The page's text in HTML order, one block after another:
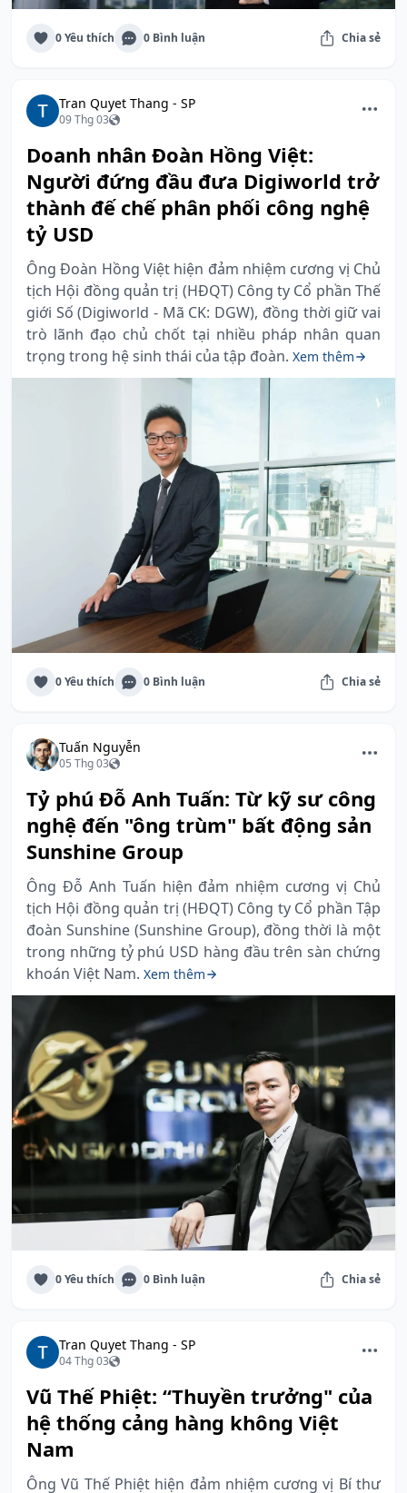
0 Yêu thích 0 Bình luận Chia sẻ
Tran Quyet Thang - SP
09 Thg 03
Doanh nhân Đoàn Hồng Việt:
Người đứng đầu đưa Digiworld trở
thành đế chế phân phối công nghệ
tỷ USD
Ông Đoàn Hồng Việt hiện đảm nhiệm cương vị Chủ
tịch Hội đồng quản trị (HĐQT) Công ty Cổ phần Thế
giới Số (Digiworld - Mã CK: DGW), đồng thời giữ vai
trò lãnh đạo chủ chốt tại nhiều pháp nhân quan
trọng trong hệ sinh thái của tập đoàn. Xem thêm
0 Yêu thích 0 Bình luận Chia sẻ
Tuấn Nguyễn
05 Thg 03
Tỷ phú Đỗ Anh Tuấn: Từ kỹ sư công
nghệ đến "ông trùm" bất động sản
Sunshine Group
Ông Đỗ Anh Tuấn hiện đảm nhiệm cương vị Chủ
tịch Hội đồng quản trị (HĐQT) Công ty Cổ phần Tập
đoàn Sunshine (Sunshine Group), đồng thời là một
trong những tỷ phú USD hàng đầu trên sàn chứng
khoán Việt Nam. Xem thêm
0 Yêu thích 0 Bình luận Chia sẻ
Tran Quyet Thang - SP
04 Thg 03
Vũ Thế Phiệt: “Thuyền trưởng" của
hệ thống cảng hàng không Việt
Nam
Ông Vũ Thế Phiệt hiện đảm nhiệm cương vị Bí thư